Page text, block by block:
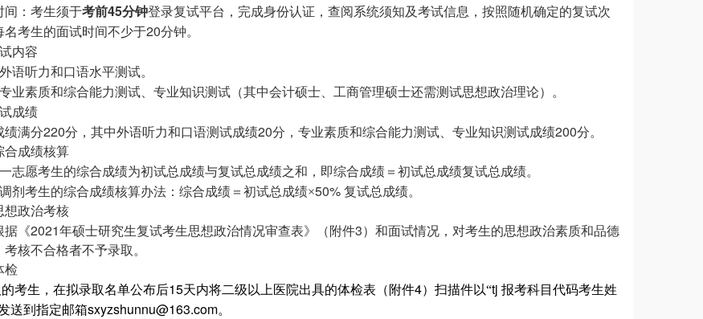
间：考生须于考前45分钟登录复试平台，完成身份认证，查阅系统须知及考试信息，按照随机确定的复试次
名考生的面试时间不少于20分钟。
试内容
语听力和口语水平测试。
业素质和综合能力测试、专业知识测试（其中会计硕士、工商管理硕士还需测试思想政治理论）。
成绩
绩满分220分，其中外语听力和口语测试成绩20分，专业素质和综合能力测试、专业知识测试成绩200分。
合成绩核算
志愿考生的综合成绩为初试总成绩与复试总成绩之和，即综合成绩＝初试总成绩复试总成绩。
剂考生的综合成绩核算办法：综合成绩＝初试总成绩×50% 复试总成绩。
想政治考核
据《2021年硕士研究生复试考生思想政治情况审查表》（附件3）和面试情况，对考生的思想政治素质和品德
核不合格者不予录取。
检
考生，在拟录取名单公布后15天内将二级以上医院出具的体检表（附件4）扫描件以“tj 报考科目代码考生姓
送到指定邮箱sxyzshunnu@163.com。